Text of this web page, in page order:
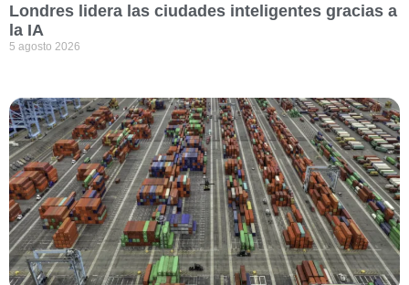
Londres lidera las ciudades inteligentes gracias a
la IA
5 agosto 2026